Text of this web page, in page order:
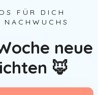
FÜR DICH
neue
🦊